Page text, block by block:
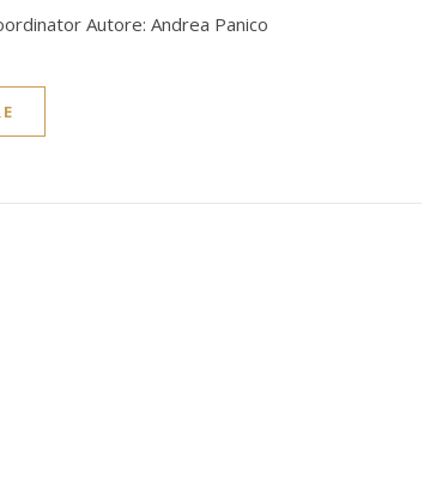
Autore: Andrea Panico